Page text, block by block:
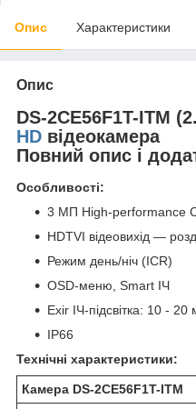
Опис Характеристики
Опис
DS-2CE56F1T-ITM
HD відеокамера
Повний опис і
Особливості:
3 МП High-performance
HDTVI відеовихід —
Режим день/ніч (ICR)
OSD-меню, Smart ІЧ
Exir ІЧ-підсвітка: 10 - 20
IP66
Технічні характеристики:
Камера DS-2CE56F1T-ITM